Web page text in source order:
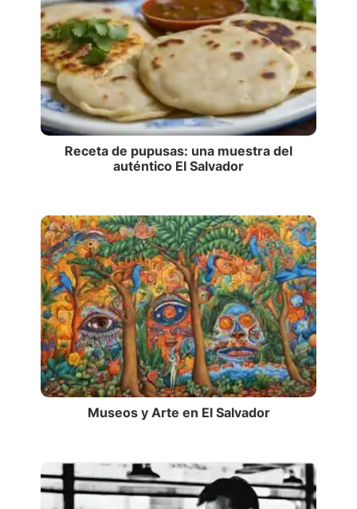
Receta de pupusas: una muestra del
auténtico El Salvador
Museos y Arte en El Salvador